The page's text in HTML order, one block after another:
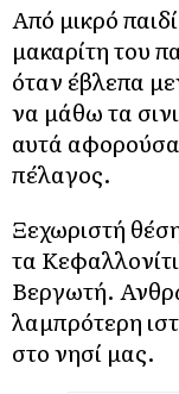
Από μικρό
μακαρίτη του
όταν έβλεπα
να μάθω τα
αυτά
πέλαγος.
Ξεχωριστή
τα
Βεργωτή.
λαμπρότερη
στο νησί μας.